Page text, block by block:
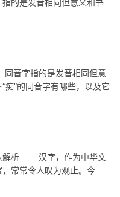
的是发音相同但意义和书
字指的是发音相同但意
痴”的同音字有哪些，以及它
解析 汉字，作为中华文
常常令人叹为观止。今